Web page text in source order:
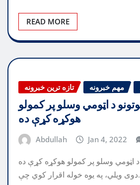
READ MORE
تازه ترین خبرونه مهم خبرونه
د اټومي وسلو پر کمولو
هوکړه کړې ده
Abdullah Jan 4, 2022
د اټومي وسلو پر کمولو هوکړه کړې ده
چې…